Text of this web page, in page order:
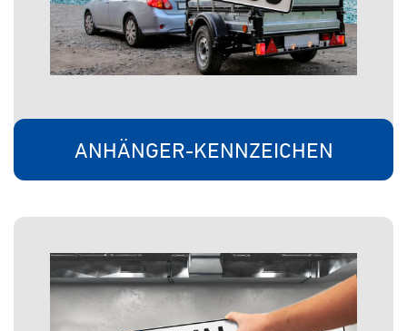
ANHÄNGER-KENNZEICHEN